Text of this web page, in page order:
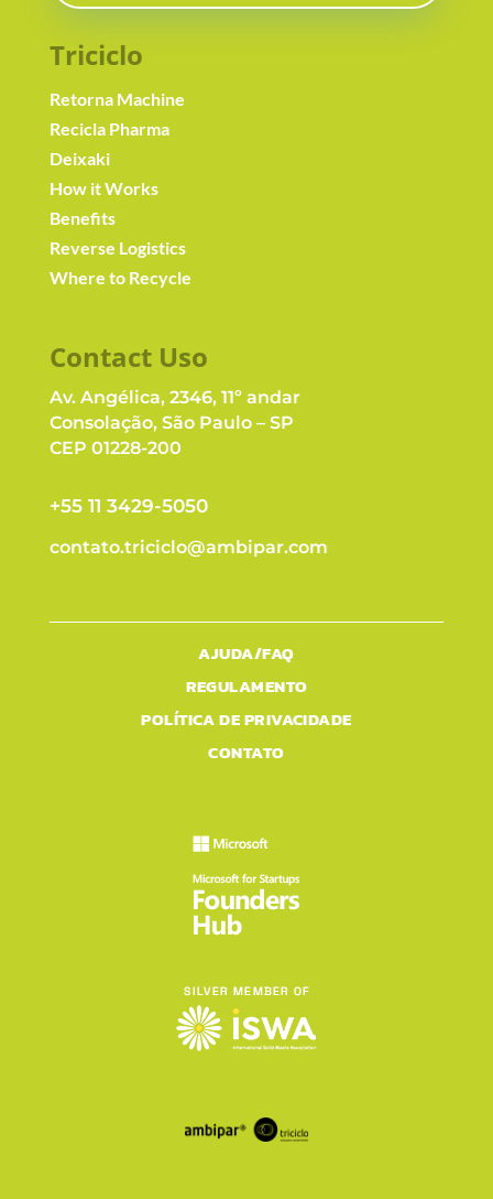
Triciclo
Retorna Machine
Recicla Pharma
Deixaki
How it Works
Benefits
Reverse Logistics
Where to Recycle
Contact Uso
Av. Angélica, 2346, 11º andar
Consolação, São Paulo – SP
CEP 01228-200
+55 11 3429-5050
contato.triciclo@ambipar.com
AJUDA/FAQ
REGULAMENTO
POLÍTICA DE PRIVACIDADE
CONTATO